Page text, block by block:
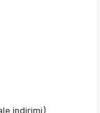
indirimi)